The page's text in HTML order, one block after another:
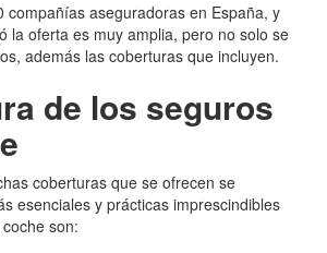
compañías aseguradoras en España, y
la oferta es muy amplia, pero no solo se
además las coberturas que incluyen.
de los seguros
coberturas que se ofrecen se
esenciales y prácticas imprescindibles
son: